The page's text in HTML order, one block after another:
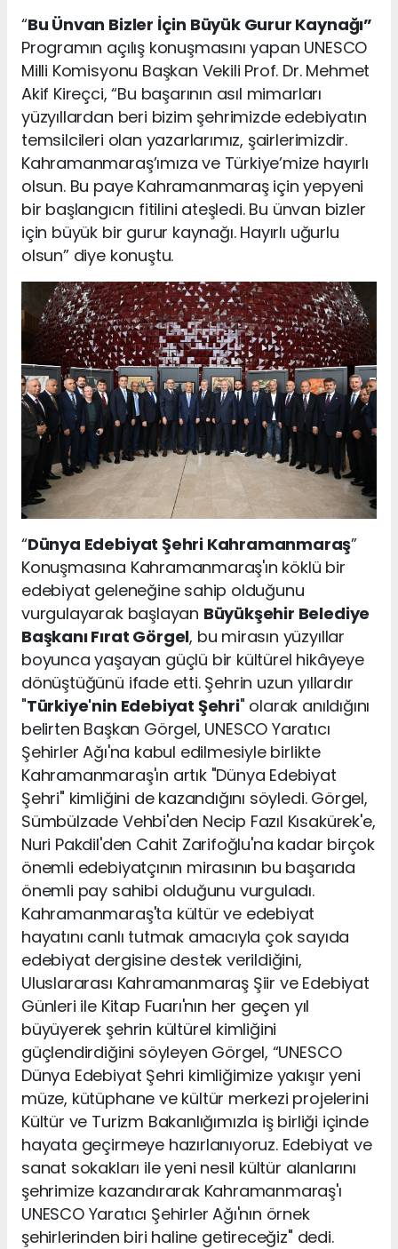
“Bu Ünvan Bizler İçin Büyük Gurur Kaynağı”
Programın açılış konuşmasını yapan UNESCO
Milli Komisyonu Başkan Vekili Prof. Dr. Mehmet
Akif Kireçci, “Bu başarının asıl mimarları
yüzyıllardan beri bizim şehrimizde edebiyatın
temsilcileri olan yazarlarımız, şairlerimizdir.
Kahramanmaraş’ımıza ve Türkiye’mize hayırlı
olsun. Bu paye Kahramanmaraş için yepyeni
bir başlangıcın fitilini ateşledi. Bu ünvan bizler
için büyük bir gurur kaynağı. Hayırlı uğurlu
olsun” diye konuştu.
“Dünya Edebiyat Şehri Kahramanmaraş”
Konuşmasına Kahramanmaraş'ın köklü bir
edebiyat geleneğine sahip olduğunu
vurgulayarak başlayan Büyükşehir Belediye
Başkanı Fırat Görgel, bu mirasın yüzyıllar
boyunca yaşayan güçlü bir kültürel hikâyeye
dönüştüğünü ifade etti. Şehrin uzun yıllardır
"Türkiye'nin Edebiyat Şehri" olarak anıldığını
belirten Başkan Görgel, UNESCO Yaratıcı
Şehirler Ağı'na kabul edilmesiyle birlikte
Kahramanmaraş'ın artık "Dünya Edebiyat
Şehri" kimliğini de kazandığını söyledi. Görgel,
Sümbülzade Vehbi'den Necip Fazıl Kısakürek'e,
Nuri Pakdil'den Cahit Zarifoğlu'na kadar birçok
önemli edebiyatçının mirasının bu başarıda
önemli pay sahibi olduğunu vurguladı.
Kahramanmaraş'ta kültür ve edebiyat
hayatını canlı tutmak amacıyla çok sayıda
edebiyat dergisine destek verildiğini,
Uluslararası Kahramanmaraş Şiir ve Edebiyat
Günleri ile Kitap Fuarı'nın her geçen yıl
büyüyerek şehrin kültürel kimliğini
güçlendirdiğini söyleyen Görgel, “UNESCO
Dünya Edebiyat Şehri kimliğimize yakışır yeni
müze, kütüphane ve kültür merkezi projelerini
Kültür ve Turizm Bakanlığımızla iş birliği içinde
hayata geçirmeye hazırlanıyoruz. Edebiyat ve
sanat sokakları ile yeni nesil kültür alanlarını
şehrimize kazandırarak Kahramanmaraş'ı
UNESCO Yaratıcı Şehirler Ağı'nın örnek
şehirlerinden biri haline getireceğiz" dedi.